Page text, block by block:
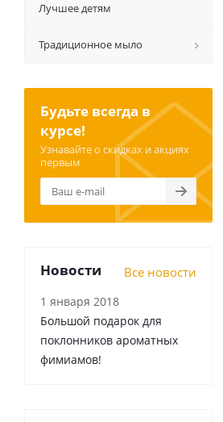
Лучшее детям
Традиционное мыло
Будьте всегда в
курсе!
Узнавайте о скидках и акциях
первым
Новости Все новости
1 января 2018
Большой подарок для
поклонников ароматных
фимиамов!